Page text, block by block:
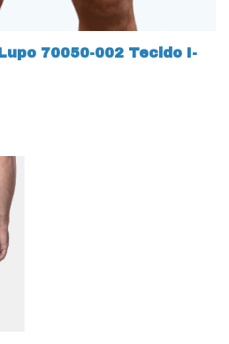
70050-002 Tecido I-